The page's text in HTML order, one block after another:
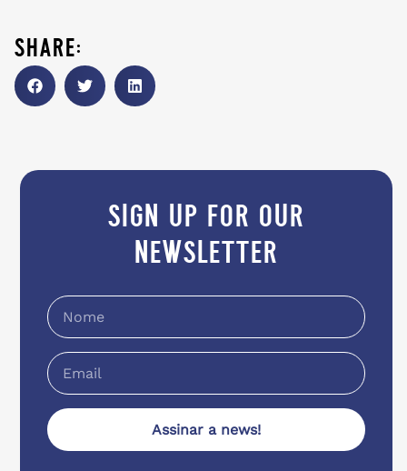
share:
sign up for our
newsletter
Assinar a news!